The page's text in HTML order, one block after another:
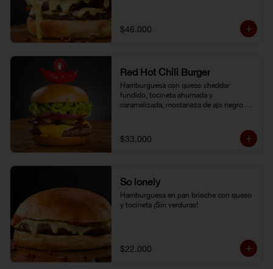
$46.000
Red Hot Chili Burger
Hamburguesa con queso cheddar
fundido, tocineta ahumada y
caramelizada, mostaneza de ajo negro y
famoso chili con carne al lado.
$33.000
So lonely
Hamburguesa en pan brioche con queso
y tocineta ¡Sin verduras!
$22.000